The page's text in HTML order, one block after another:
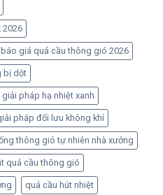
2026
báo giá quả cầu thông gió 2026
bị dột
giải pháp hạ nhiệt xanh
pháp đối lưu không khí
thông gió tự nhiên nhà xưởng
quả cầu thông gió
quả cầu hút nhiệt